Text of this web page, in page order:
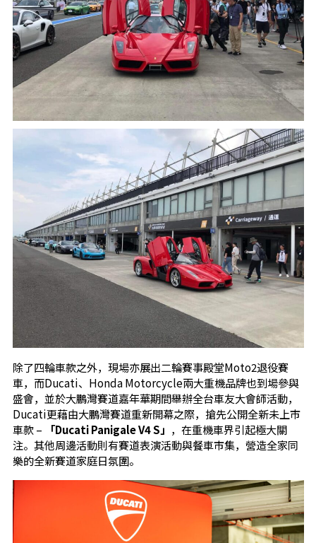
除了四輪車款之外，現場亦展出二輪賽事殿堂Moto2退役賽
車，而Ducati、Honda Motorcycle兩大重機品牌也到場參與
盛會，並於大鵬灣賽道嘉年華期間舉辦全台車友大會師活動，
Ducati更藉由大鵬灣賽道重新開幕之際，搶先公開全新未上市
車款 –
「Ducati Panigale V4 S」 ，在重機車界引起極大關
注。其他周邊活動則有賽道表演活動與餐車市集，營造全家同
樂的全新賽道家庭日氛圍。